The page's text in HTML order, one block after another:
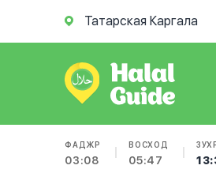
Татарская Каргала
ФАДЖР
03:08
ВОСХОД
05:47